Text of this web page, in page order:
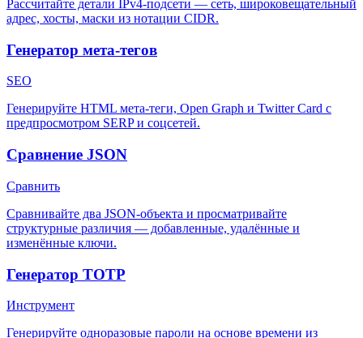
Рассчитайте детали IPv4-подсети — сеть, широковещательный
адрес, хосты, маски из нотации CIDR.
Генератор мета-тегов
SEO
Генерируйте HTML мета-теги, Open Graph и Twitter Card с
предпросмотром SERP и соцсетей.
Сравнение JSON
Сравнить
Сравнивайте два JSON-объекта и просматривайте
структурные различия — добавленные, удалённые и
изменённые ключи.
Генератор TOTP
Инструмент
Генерируйте одноразовые пароли на основе времени из